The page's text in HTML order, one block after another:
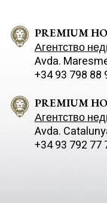
PREMIUM
Агентство
Avda.
+34 93 798 88
PREMIUM
Агентство
Avda.
+34 93 792 77